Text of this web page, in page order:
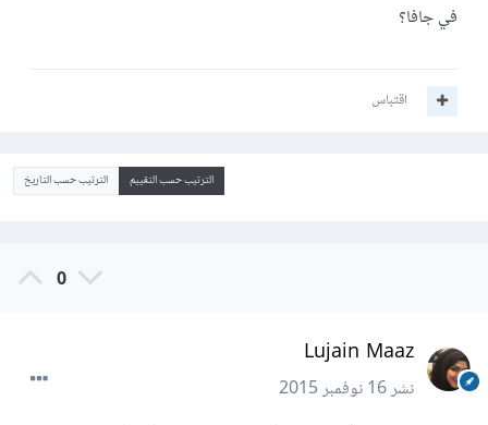
في جافا؟
اقتباس
الترتيب حسب التقييم الترتيب حسب التاريخ
0
Lujain Maaz
نشر16 نوفمبر 2015